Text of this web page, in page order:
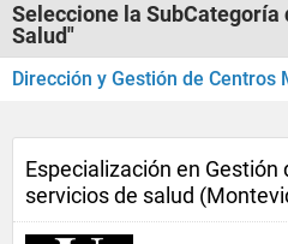
Seleccione la
Salud"
Dirección y Gestión de Centros
Especialización en Gestión
servicios de salud